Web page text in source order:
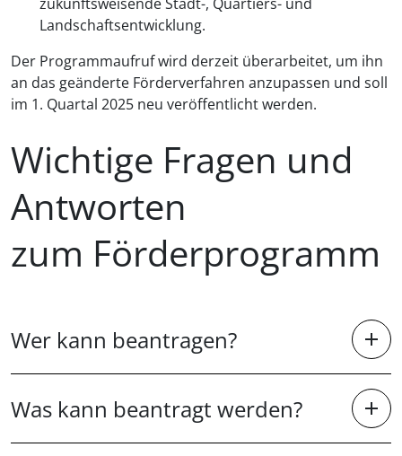
Landschaftsentwicklung.
Der Programmaufruf wird derzeit überarbeitet, um ihn
an das geänderte Förderverfahren anzupassen und soll
im 1. Quartal 2025 neu veröffentlicht werden.
Wichtige Fragen und
Antworten
zum Förderprogramm
Wer kann beantragen?
Was kann beantragt werden?